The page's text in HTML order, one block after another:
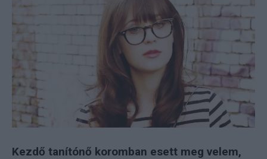
Kezdő tanítónő koromban esett meg velem,